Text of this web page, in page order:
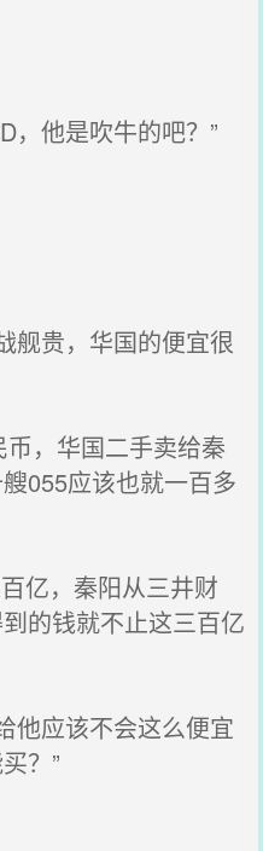
，他是吹牛的吧？”
舰贵，华国的便宜很
，华国二手卖给秦
055应该也就一百多
亿，秦阳从三井财
的钱就不止这三百亿
他应该不会这么便宜
？”